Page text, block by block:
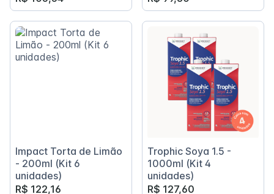
Impact Torta de Limão
- 200ml (Kit 6
unidades)
R$ 122,16
Trophic Soya 1.5 -
1000ml (Kit 4
unidades)
R$ 127,60